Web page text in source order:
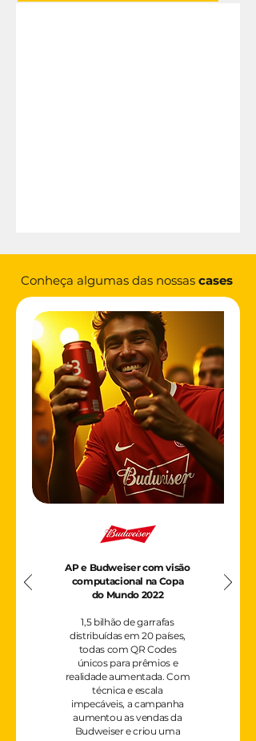
Conheça algumas das nossascases
AP e Budweiser com visão
computacional na Copa
do Mundo 2022
1,5 bilhão de garrafas
distribuídas em 20 países,
todas com QR Codes
únicos para prêmios e
realidade aumentada. Com
técnica e escala
impecáveis, a campanha
aumentou as vendas da
Budweiser e criou uma